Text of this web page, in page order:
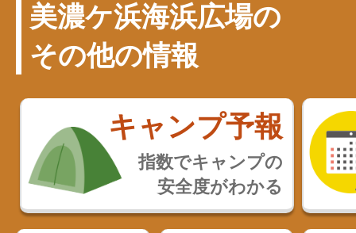
美濃ケ浜海浜広場の
その他の情報
キャンプ予報
指数でキャンプの
安全度がわかる